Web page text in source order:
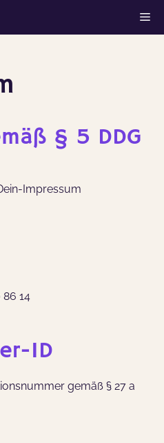
§ 5 DDG
Impressum
86 14
ID
gemäß § 27 a